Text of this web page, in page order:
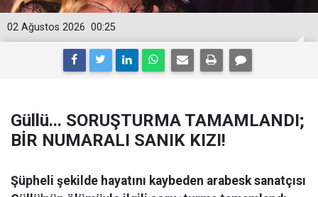
00:25
02 Ağustos 2026
Güllü... SORUŞTURMA TAMAMLANDI;
BİR NUMARALI SANIK KIZI!
Şüpheli şekilde hayatını kaybeden arabesk sanatçısı